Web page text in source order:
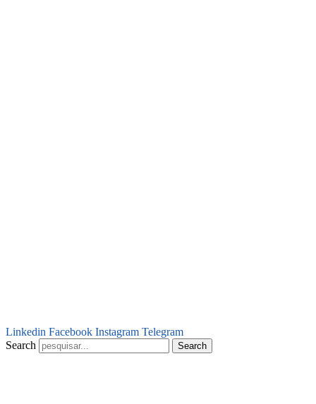
Linkedin Facebook Instagram Telegram
Search
Search